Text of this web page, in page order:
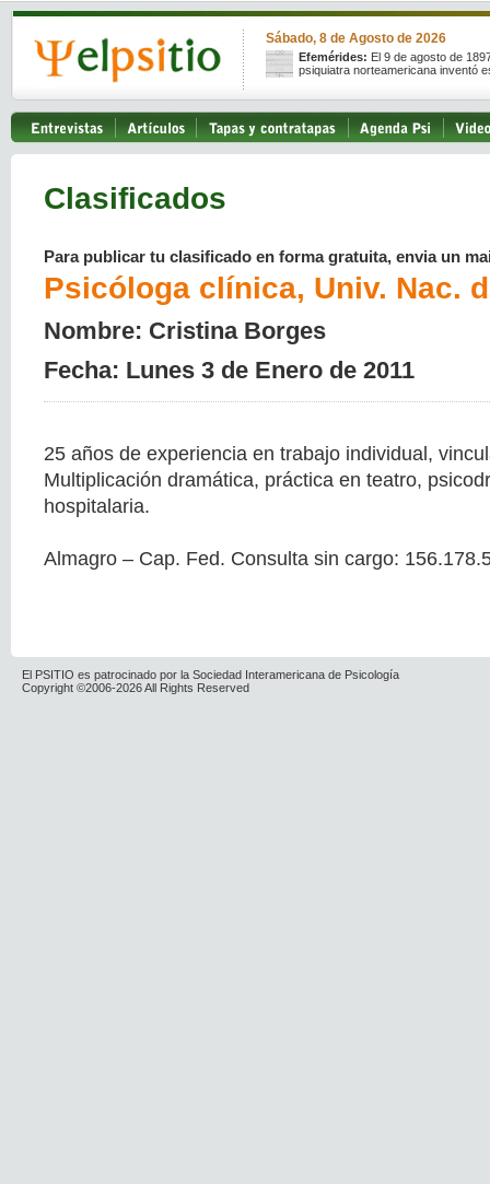
Sábado, 8 de Agosto de 2026
Efemérides: El 9 de agosto de
psiquiatra norteamericana inventó
Clasificados
Para publicar tu clasificado en forma gratuita, envia un
Psicóloga clínica, Univ. Nac.
Nombre: Cristina Borges
Fecha: Lunes 3 de Enero de 2011
25 años de experiencia en trabajo individual,
Multiplicación dramática, práctica en teatro,
hospitalaria.
Almagro – Cap. Fed. Consulta sin cargo:
El PSITIO es patrocinado por la Sociedad Interamericana de Psicología
Copyright ©2006-2026 All Rights Reserved